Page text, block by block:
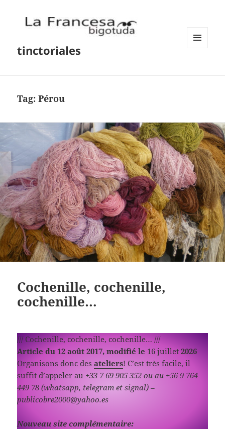
tinctoriales
Tag:Pérou
Cochenille, cochenille,
cochenille…
/// Cochenille, cochenille, cochenille… ///
Article du 12 août 2017, modifié le 16 juillet2026
Organisons donc desateliers! C’est très facile, il
suffit d’appeler au +33 7 69 905 352 ou au +56 9 764
449 78 (whatsapp, telegram et signal) –
publicobre2000@yahoo.es
Nouveau site complémentaire: